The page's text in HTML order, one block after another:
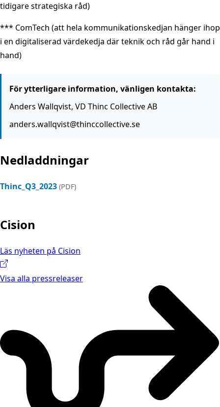
tidigare strategiska råd)
*** ComTech (att hela kommunikationskedjan hänger ihop
i en digitaliserad värdekedja där teknik och råd går hand i
hand)
För ytterligare information, vänligen kontakta:
Anders Wallqvist, VD Thinc Collective AB
anders.wallqvist@thinccollective.se
Nedladdningar
Thinc_Q3_2023 (PDF)
Cision
Läs nyheten på Cision
Visa alla pressreleaser